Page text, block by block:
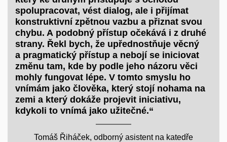
spolupracovat, vést dialog, ale i přijímat
konstruktivní zpětnou vazbu a přiznat svou
chybu. A podobný přístup očekává i z druhé
strany. Řekl bych, že upřednostňuje věcný
a pragmatický přístup a nebojí se iniciovat
změnu tam, kde by podle jeho názoru věci
mohly fungovat lépe. V tomto smyslu ho
vnímám jako člověka, který stojí nohama na
zemi a který dokáže projevit iniciativu,
kdykoli to vnímá jako užitečné.“
Tomáš Řiháček, odborný asistent na katedře